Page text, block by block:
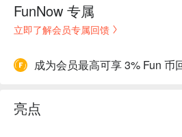
FunNow 专属
立即了解会员专属回馈
成为会员最高可享 3% Fun 币
亮点